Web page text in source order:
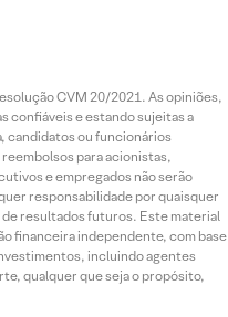
CVM 20/2021. As opiniões,
confiáveis e estando sujeitas a
candidatos ou funcionários
para acionistas,
e empregados não serão
responsabilidade por quaisquer
resultados futuros. Este material
financeira independente, com base
incluindo agentes
qualquer que seja o propósito,